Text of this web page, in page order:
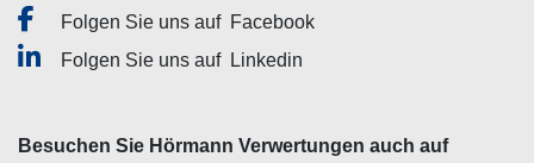
Folgen Sie uns auf Facebook
Folgen Sie uns auf
Linkedin
Besuchen Sie Hörmann Verwertungen auch auf